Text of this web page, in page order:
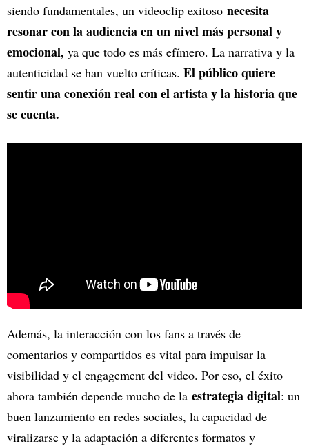
siendo fundamentales, un videoclip exitoso necesita
resonar con la audiencia en un nivel más personal y
emocional, ya que todo es más efímero. La narrativa y la
autenticidad se han vuelto críticas. El público quiere
sentir una conexión real con el artista y la historia que
se cuenta.
Además, la interacción con los fans a través de
comentarios y compartidos es vital para impulsar la
visibilidad y el engagement del video. Por eso, el éxito
ahora también depende mucho de la estrategia digital: un
buen lanzamiento en redes sociales, la capacidad de
viralizarse y la adaptación a diferentes formatos y